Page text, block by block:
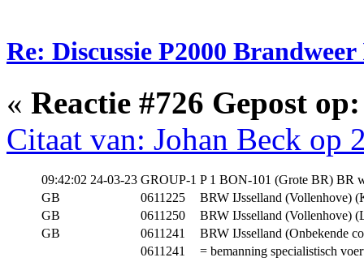
Re: Discussie P2000
« Reactie #726 Gepost op:
Citaat van: Johan Beck op
09:42:02 24-03-23 GROUP-1 P 1 BON-101 (Grote BR) BR
GB
0611225
BRW IJsselland (Vollenhove)
GB
0611250
BRW IJsselland (Vollenhove)
GB
0611241
BRW IJsselland (Onbekende
0611241
= bemanning specialistisch